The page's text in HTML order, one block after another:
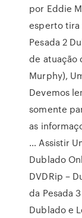
por Eddie
esperto tira
Pesada 2
de atuação
Murphy),
Devemos
somente
as
… Assistir
Dublado
DVDRip –
da Pesada
Dublado e